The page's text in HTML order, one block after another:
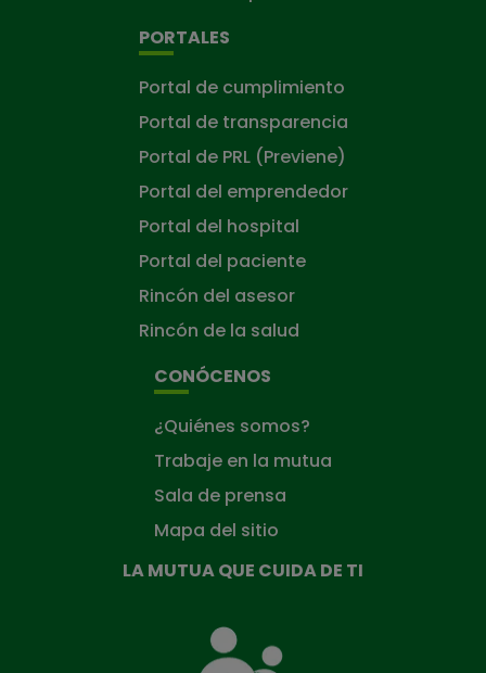
PORTALES
Portal de cumplimiento
Portal de transparencia
Portal de PRL (Previene)
Portal del emprendedor
Portal del hospital
Portal del paciente
Rincón del asesor
Rincón de la salud
CONÓCENOS
¿Quiénes somos?
Trabaje en la mutua
Sala de prensa
Mapa del sitio
LA MUTUA QUE CUIDA DE TI
Mutua
que